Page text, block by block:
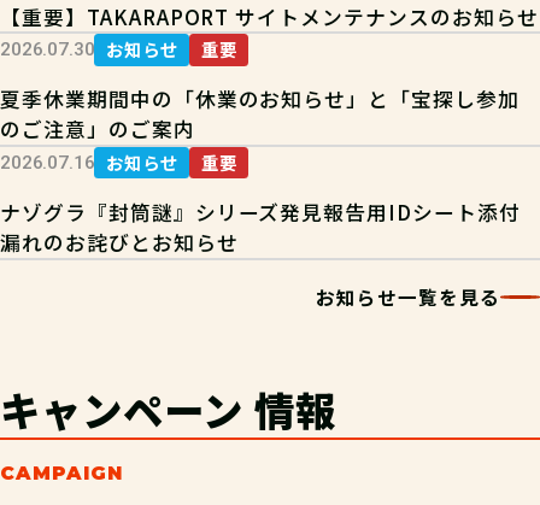
【重要】TAKARAPORT サイトメンテナンスのお知らせ
2026.07.30 お知らせ 重要
夏季休業期間中の「休業のお知らせ」と「宝探し参加
のご注意」のご案内
2026.07.16 お知らせ 重要
ナゾグラ『封筒謎』シリーズ発見報告用IDシート添付
漏れのお詫びとお知らせ
お知らせ一覧を見る
キャンペーン 情報
CAMPAIGN